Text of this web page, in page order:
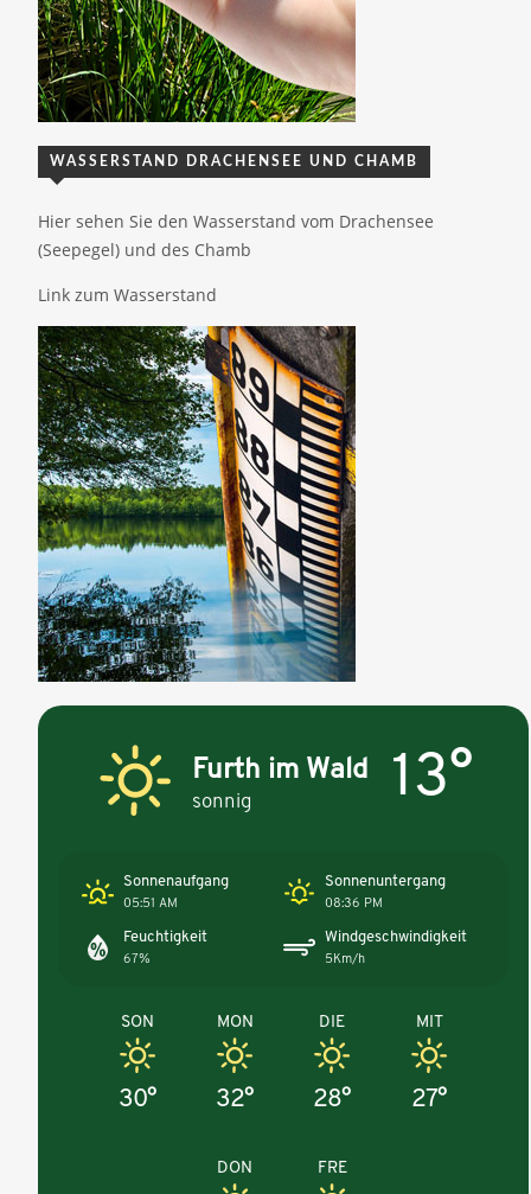
WASSERSTAND DRACHENSEE UND CHAMB
Hier sehen Sie den Wasserstand vom Drachensee
(Seepegel) und des Chamb
Link zum Wasserstand
Furth im Wald
sonnig 13°
Sonnenaufgang
05:51 AM
Sonnenuntergang
08:36 PM
Feuchtigkeit
67%
Windgeschwindigkeit
5Km/h
SON
30°
MON
32°
DIE
28°
MIT
27°
DON FRE